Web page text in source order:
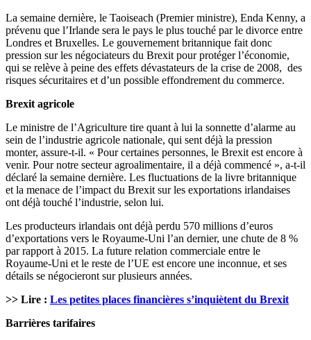
La semaine dernière, le Taoiseach (Premier ministre), Enda Kenny, a
prévenu que l’Irlande sera le pays le plus touché par le divorce entre
Londres et Bruxelles. Le gouvernement britannique fait donc
pression sur les négociateurs du Brexit pour protéger l’économie,
qui se relève à peine des effets dévastateurs de la crise de 2008, des
risques sécuritaires et d’un possible effondrement du commerce.
Brexit agricole
Le ministre de l’Agriculture tire quant à lui la sonnette d’alarme au
sein de l’industrie agricole nationale, qui sent déjà la pression
monter, assure-t-il. « Pour certaines personnes, le Brexit est encore à
venir. Pour notre secteur agroalimentaire, il a déjà commencé », a-t-il
déclaré la semaine dernière. Les fluctuations de la livre britannique
et la menace de l’impact du Brexit sur les exportations irlandaises
ont déjà touché l’industrie, selon lui.
Les producteurs irlandais ont déjà perdu 570 millions d’euros
d’exportations vers le Royaume-Uni l’an dernier, une chute de 8 %
par rapport à 2015. La future relation commerciale entre le
Royaume-Uni et le reste de l’UE est encore une inconnue, et ses
détails se négocieront sur plusieurs années.
>> Lire : Les petites places financières s’inquiètent du Brexit
Barrières tarifaires